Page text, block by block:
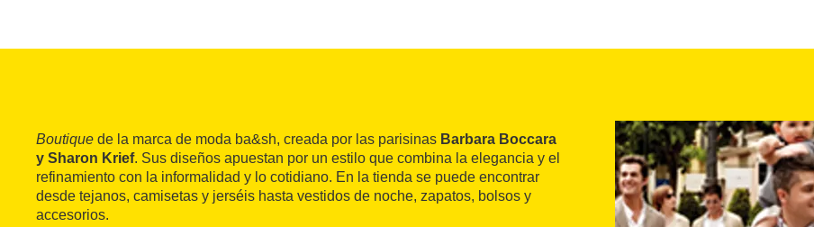
Boutique de la marca de moda ba&sh, creada por las parisinas Barbara Boccara
y Sharon Krief. Sus diseños apuestan por un estilo que combina la elegancia y el
refinamiento con la informalidad y lo cotidiano. En la tienda se puede encontrar
desde tejanos, camisetas y jerséis hasta vestidos de noche, zapatos, bolsos y
accesorios.